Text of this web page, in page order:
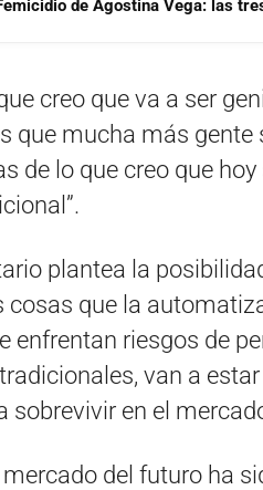
de Agostina Vega: las
creo que va a ser
que mucha más
de lo que creo que
plantea la
que la
enfrentan riesgos de
van a
sobrevivir en el
mercado del futuro ha